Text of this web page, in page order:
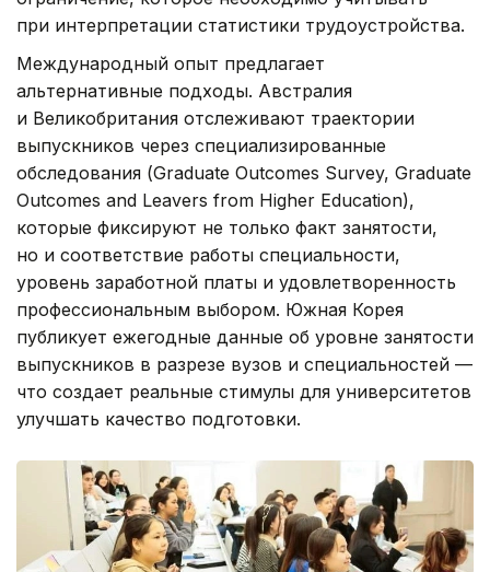
при интерпретации статистики трудоустройства.
Международный опыт предлагает
альтернативные подходы. Австралия
и Великобритания отслеживают траектории
выпускников через специализированные
обследования (Graduate Outcomes Survey, Graduate
Outcomes and Leavers from Higher Education),
которые фиксируют не только факт занятости,
но и соответствие работы специальности,
уровень заработной платы и удовлетворенность
профессиональным выбором. Южная Корея
публикует ежегодные данные об уровне занятости
выпускников в разрезе вузов и специальностей —
что создает реальные стимулы для университетов
улучшать качество подготовки.